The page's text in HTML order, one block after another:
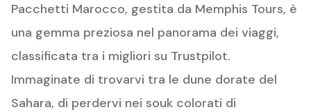
Pacchetti Marocco, gestita da Memphis Tours, è
una gemma preziosa nel panorama dei viaggi,
classificata tra i migliori su Trustpilot.
Immaginate di trovarvi tra le dune dorate del
Sahara, di perdervi nei souk colorati di